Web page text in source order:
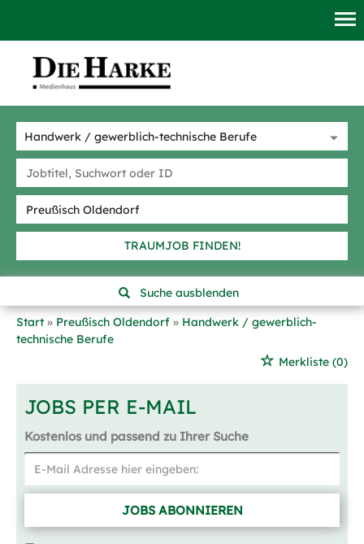
TRAUMJOB FINDEN!
Suche ausblenden
Start
Preußisch Oldendorf
Handwerk / gewerblich-
technische Berufe
Merkliste (0)
JOBS PER E-MAIL
Kostenlos und passend zu Ihrer Suche
JOBS ABONNIEREN